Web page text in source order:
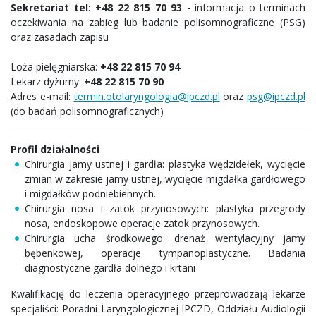
Sekretariat tel: +48 22 815 70 93 - informacja o terminach
oczekiwania na zabieg lub badanie polisomnograficzne (PSG)
oraz zasadach zapisu
Loża pielęgniarska: +48 22 815 70 94
Lekarz dyżurny: +48 22 815 70 90
Adres e-mail:termin.otolaryngologia@ipczd.pl oraz psg@ipczd.pl
(do badań polisomnograficznych)
Profil działalności
Chirurgia jamy ustnej i gardła: plastyka wędzidełek, wycięcie
zmian w zakresie jamy ustnej, wycięcie migdałka gardłowego
i migdałków podniebiennych.
Chirurgia nosa i zatok przynosowych: plastyka przegrody
nosa, endoskopowe operacje zatok przynosowych.
Chirurgia ucha środkowego: drenaż wentylacyjny jamy
bębenkowej, operacje tympanoplastyczne. Badania
diagnostyczne gardła dolnego i krtani
Kwalifikację do leczenia operacyjnego przeprowadzają lekarze
specjaliści: Poradni Laryngologicznej IPCZD, Oddziału Audiologii